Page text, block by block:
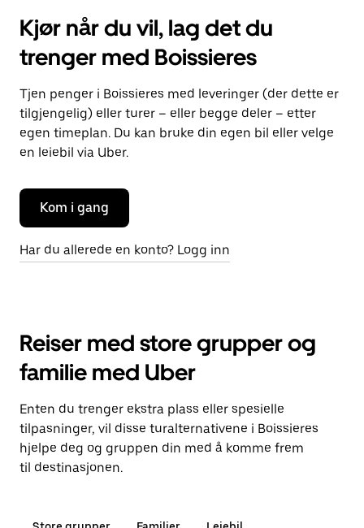
Kjør når du vil, lag det du
trenger med Boissieres
Tjen penger i Boissieres med leveringer (der dette er
tilgjengelig) eller turer – eller begge deler – etter
egen timeplan. Du kan bruke din egen bil eller velge
en leiebil via Uber.
Kom i gang
Har du allerede en konto? Logg inn
Reiser med store grupper og
familie med Uber
Enten du trenger ekstra plass eller spesielle
tilpasninger, vil disse turalternativene i Boissieres
hjelpe deg og gruppen din med å komme frem
til destinasjonen.